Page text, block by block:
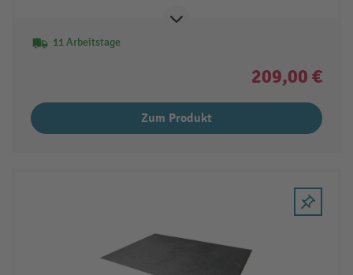
11 Arbeitstage
209,00 €
Zum Produkt